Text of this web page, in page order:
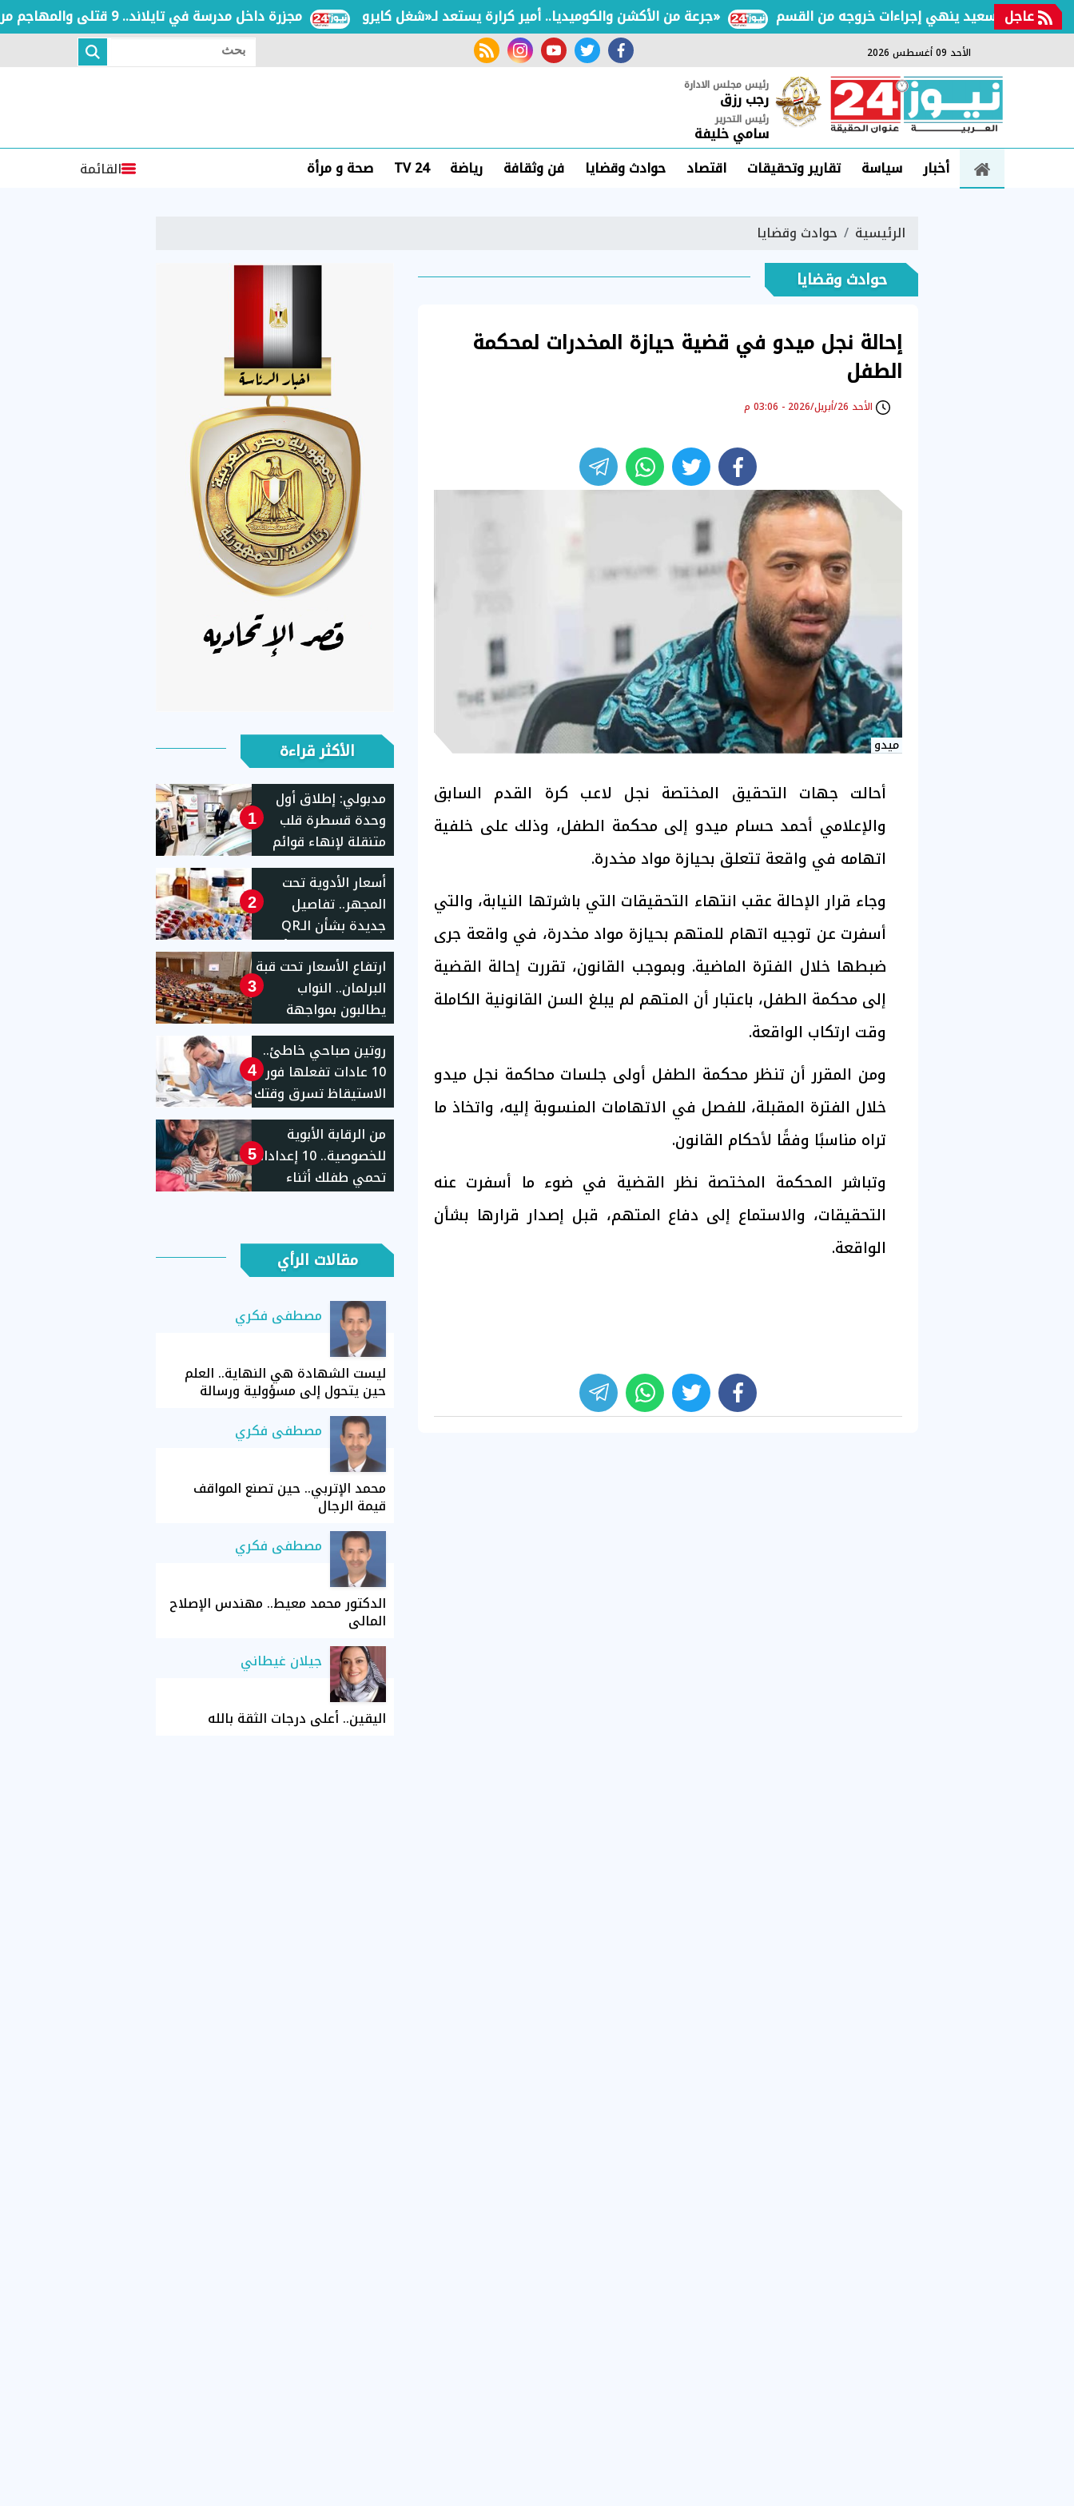
عاجل مجزرة داخل مدرسة في تايلاند.. 9 قتلى والمهاجم مراهق في عمر الـ14 جرعة من الأكشن والكوميديا.. أمير كرارة يستعد لـ«شغل كايرو»
الأحد 09 أغسطس 2026 facebook
twitter
youtube
instagram
rss feed
بحث
رئيس مجلس الادارة
رجب رزق
رئيس التحرير
سامي خليفة
أخبار
سياسة تقارير وتحقيقات اقتصاد حوادث وقضايا فن وثقافة رياضة TV 24 صحة و مرأة القائمة
الرئيسية حوادث وقضايا
حوادث وقضايا
إحالة نجل ميدو في قضية حيازة المخدرات لمحكمة
الطفل
الأحد 26/أبريل/2026 - 03:06 م
ميدو
أحالت جهات التحقيق المختصة نجل لاعب كرة القدم السابق
والإعلامي أحمد حسام ميدو إلى محكمة الطفل، وذلك على خلفية
اتهامه في واقعة تتعلق بحيازة مواد مخدرة.
وجاء قرار الإحالة عقب انتهاء التحقيقات التي باشرتها النيابة، والتي
أسفرت عن توجيه اتهام للمتهم بحيازة مواد مخدرة، في واقعة جرى
ضبطها خلال الفترة الماضية. وبموجب القانون، تقررت إحالة القضية
إلى محكمة الطفل، باعتبار أن المتهم لم يبلغ السن القانونية الكاملة
وقت ارتكاب الواقعة.
ومن المقرر أن تنظر محكمة الطفل أولى جلسات محاكمة نجل ميدو
خلال الفترة المقبلة، للفصل في الاتهامات المنسوبة إليه، واتخاذ ما
تراه مناسبًا وفقًا لأحكام القانون.
وتباشر المحكمة المختصة نظر القضية في ضوء ما أسفرت عنه
التحقيقات، والاستماع إلى دفاع المتهم، قبل إصدار قرارها بشأن
الواقعة.
الأكثر قراءة
1
مدبولي: إطلاق أول
وحدة قسطرة قلب
متنقلة لإنهاء قوائم
الانتظار
2
أسعار الأدوية تحت
المجهر.. تفاصيل
جديدة بشأن الـQR
Code ورسالة طمأنة
للمواطنين
3
ارتفاع الأسعار تحت قبة
البرلمان.. النواب
يطالبون بمواجهة
حاسمة للمحتكرين
والتجار المخالفين
4
روتين صباحي خاطئ..
10 عادات تفعلها فور
الاستيقاظ تسرق وقتك
وتقلل نشاطك
5
من الرقابة الأبوية
للخصوصية.. 10 إعدادات
تحمي طفلك أثناء
استخدام الهاتف
مقالات الرأي
مصطفى فكري
ليست الشهادة هي النهاية.. العلم
حين يتحول إلى مسؤولية ورسالة
مصطفى فكري
محمد الإتربي.. حين تصنع المواقف
قيمة الرجال
مصطفى فكري
الدكتور محمد معيط.. مهندس الإصلاح
المالي
جيلان غيطاني
اليقين.. أعلى درجات الثقة بالله